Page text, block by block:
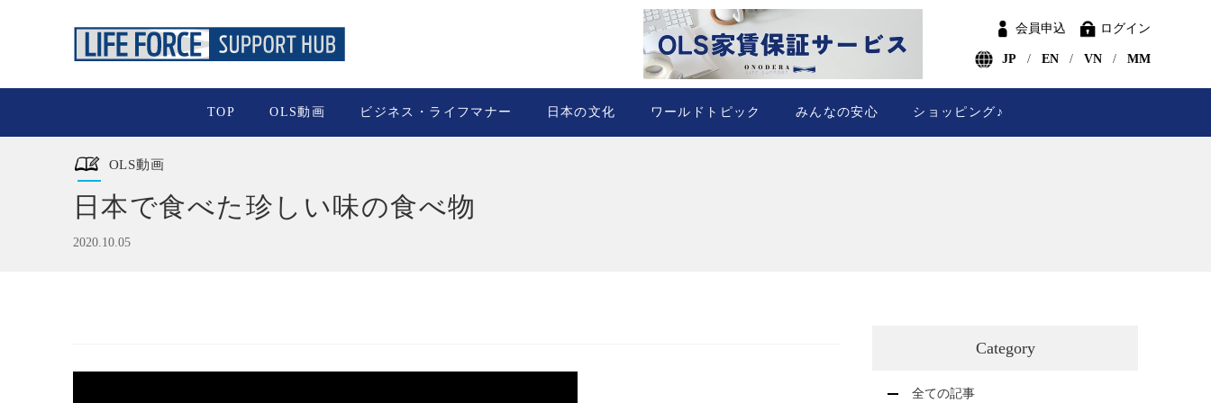
TOP OLS動画 ビジネス・ライフマナー 日本の文化 ワールドトピック みんなの安心 ショッピング♪
会員申込 ログイン
JP EN VN MM
OLS動画
日本で食べた珍しい味の食べ物
2020.10.05
Category
全ての記事